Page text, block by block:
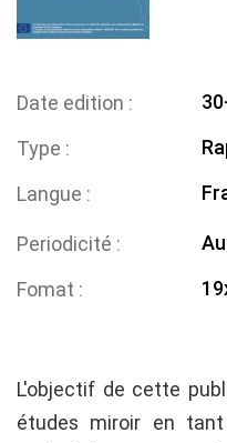
Date edition
Type
Langue
Periodicité
Fomat
L'objectif de cette
études miroir en